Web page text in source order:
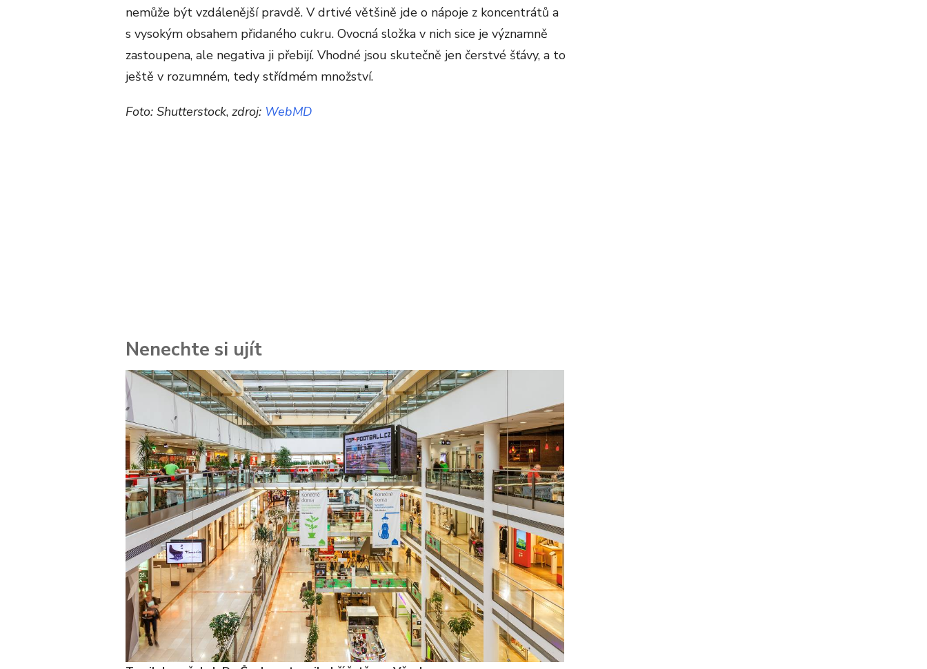
nemůže být vzdálenější pravdě. V drtivé většině jde o nápoje z koncentrátů a
s vysokým obsahem přidaného cukru. Ovocná složka v nich sice je významně
zastoupena, ale negativa ji přebijí. Vhodné jsou skutečně jen čerstvé šťávy, a to
ještě v rozumném, tedy střídmém množství.
Foto: Shutterstock, zdroj: WebMD
Nenechte si ujít